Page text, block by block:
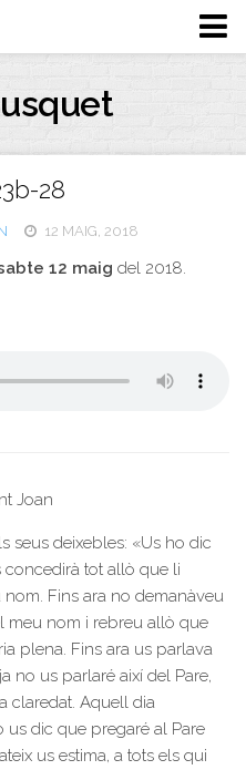
28
12 MAIG, 2018
12 maig del 2018.
Joan
seus deixebles: «Us ho dic
concedirà tot allò que li
Fins ara no demanàveu
meu nom i rebreu allò que
plena. Fins ara us parlava
no us parlaré així del Pare,
claredat. Aquell dia
us dic que pregaré al Pare
us estima, a tots els qui